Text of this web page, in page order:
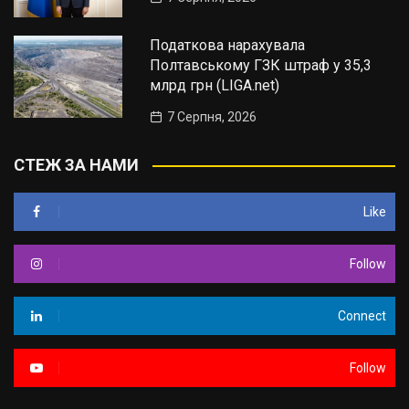
Податкова нарахувала
Полтавському ГЗК штраф у 35,3
млрд грн (LIGA.net)
7 Серпня, 2026
СТЕЖ ЗА НАМИ
Like
Follow
Connect
Follow